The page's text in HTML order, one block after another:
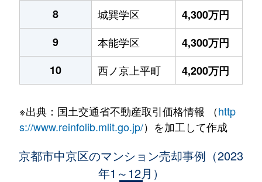
8
城巽学区
4,300万円
9
本能学区
4,300万円
10
西ノ京上平町 4,200万円
※出典：国土交通省不動産取引価格情報 （http
s://www.reinfolib.mlit.go.jp/）を加工して作成
京都市中京区のマンション売却事例（2023
年1～12月）